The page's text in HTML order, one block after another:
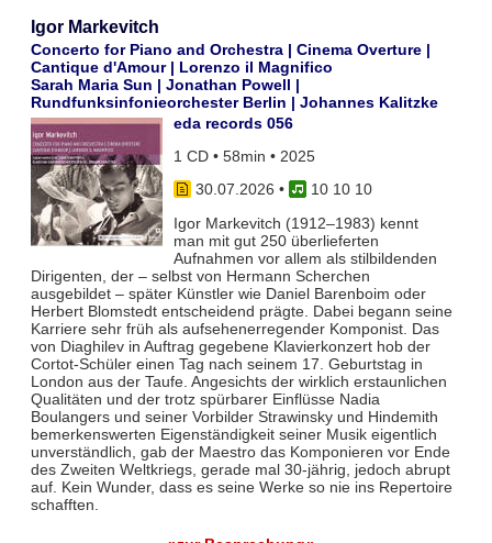
Igor Markevitch
Concerto for Piano and Orchestra | Cinema Overture |
Cantique d'Amour | Lorenzo il Magnifico
Sarah Maria Sun | Jonathan Powell |
Rundfunksinfonieorchester Berlin | Johannes Kalitzke
eda records 056
1 CD • 58min • 2025
30.07.2026 •
10 10 10
Igor Markevitch (1912–1983) kennt
man mit gut 250 überlieferten
Aufnahmen vor allem als stilbildenden
Dirigenten, der – selbst von Hermann Scherchen
ausgebildet – später Künstler wie Daniel Barenboim oder
Herbert Blomstedt entscheidend prägte. Dabei begann seine
Karriere sehr früh als aufsehenerregender Komponist. Das
von Diaghilev in Auftrag gegebene Klavierkonzert hob der
Cortot-Schüler einen Tag nach seinem 17. Geburtstag in
London aus der Taufe. Angesichts der wirklich erstaunlichen
Qualitäten und der trotz spürbarer Einflüsse Nadia
Boulangers und seiner Vorbilder Strawinsky und Hindemith
bemerkenswerten Eigenständigkeit seiner Musik eigentlich
unverständlich, gab der Maestro das Komponieren vor Ende
des Zweiten Weltkriegs, gerade mal 30-jährig, jedoch abrupt
auf. Kein Wunder, dass es seine Werke so nie ins Repertoire
schafften.